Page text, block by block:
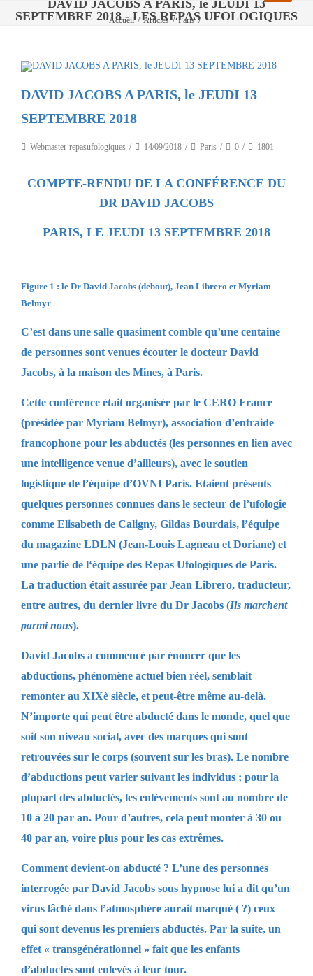
DAVID JACOBS A PARIS, le JEUDI 13
SEPTEMBRE 2018 - LES REPAS UFOLOGIQUES
Accueil / Articles / Paris /
DAVID JACOBS A PARIS, le JEUDI 13
SEPTEMBRE 2018
Webmaster-repasufologiques 14/09/2018 Paris 0 1801
COMPTE-RENDU DE LA CONFÉRENCE DU
DR DAVID JACOBS
PARIS, LE JEUDI 13 SEPTEMBRE 2018
Figure 1 : le Dr David Jacobs (debout), Jean Librero et Myriam
Belmyr
C’est dans une salle quasiment comble qu’une centaine
de personnes sont venues écouter le docteur David
Jacobs, à la maison des Mines, à Paris.
Cette conférence était organisée par le CERO France
(présidée par Myriam Belmyr), association d’entraide
francophone pour les abductés (les personnes en lien avec
une intelligence venue d’ailleurs), avec le soutien
logistique de l’équipe d’OVNI Paris. Etaient présents
quelques personnes connues dans le secteur de l’ufologie
comme Elisabeth de Caligny, Gildas Bourdais, l’équipe
du magazine LDLN (Jean-Louis Lagneau et Doriane) et
une partie de l‘équipe des Repas Ufologiques de Paris.
La traduction était assurée par Jean Librero, traducteur,
entre autres, du dernier livre du Dr Jacobs (Ils marchent
parmi nous).
David Jacobs a commencé par énoncer que les
abductions, phénomène actuel bien réel, semblait
remonter au XIXè siècle, et peut-être même au-delà.
N’importe qui peut être abducté dans le monde, quel que
soit son niveau social, avec des marques qui sont
retrouvées sur le corps (souvent sur les bras). Le nombre
d’abductions peut varier suivant les individus ; pour la
plupart des abductés, les enlèvements sont au nombre de
10 à 20 par an. Pour d’autres, cela peut monter à 30 ou
40 par an, voire plus pour les cas extrêmes.
Comment devient-on abducté ? L’une des personnes
interrogée par David Jacobs sous hypnose lui a dit qu’un
virus lâché dans l’atmosphère aurait marqué ( ?) ceux
qui sont devenus les premiers abductés. Par la suite, un
effet « transgénérationnel » fait que les enfants
d’abductés sont enlevés à leur tour.